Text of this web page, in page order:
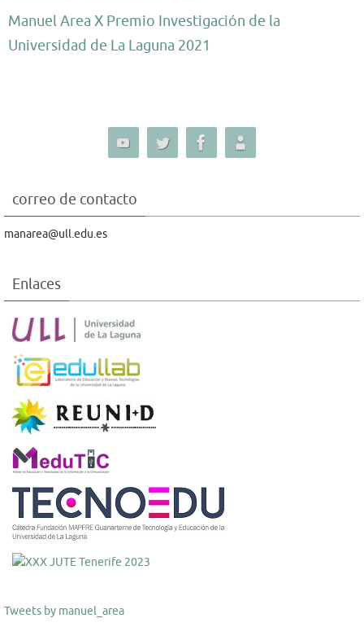
Manuel Area X Premio Investigación de la
Universidad de La Laguna 2021
correo de contacto
manarea@ull.edu.es
Enlaces
Tweets by manuel_area